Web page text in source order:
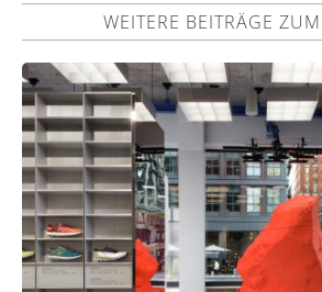
WEITERE BEITRÄGE